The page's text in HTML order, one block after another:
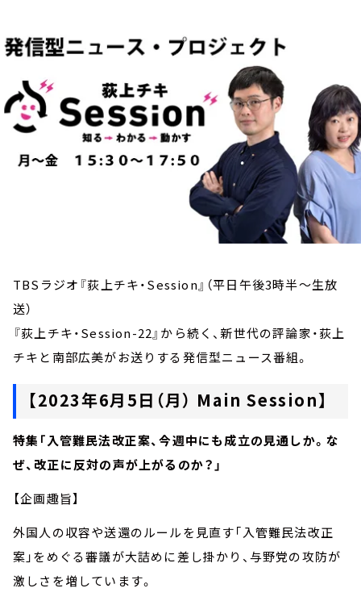
TBSラジオ『荻上チキ・Session』（平日午後3時半～生放
送）
『荻上チキ・Session-22』から続く、新世代の評論家・荻上
チキと南部広美がお送りする発信型ニュース番組。
【2023年6月5日（月） Main Session】
特集「入管難民法改正案、今週中にも成立の見通しか。な
ぜ、改正に反対の声が上がるのか？」
【企画趣旨】
外国人の収容や送還のルールを見直す「入管難民法改正
案」をめぐる審議が大詰めに差し掛かり、与野党の攻防が
激しさを増しています。